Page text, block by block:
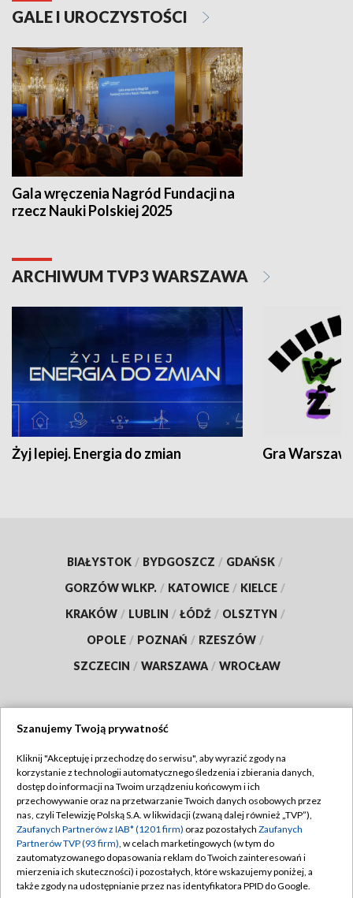
GALE I UROCZYSTOŚCI
Gala wręczenia Nagród Fundacji na
rzecz Nauki Polskiej 2025
ARCHIWUM TVP3 WARSZAWA
Żyj lepiej. Energia do zmian Gra
BIAŁYSTOK / BYDGOSZCZ / GDAŃSK /
GORZÓW WLKP. / KATOWICE / KIELCE /
KRAKÓW / LUBLIN / ŁÓDŹ / OLSZTYN /
OPOLE / POZNAŃ / RZESZÓW /
SZCZECIN / WARSZAWA / WROCŁAW
TVP
Abonament TVP
Emisja w TVP
Centrum informacji TVP
Naziemna Telewizja Cyfrowa
Regulamin TVP
Polityka prywatności
Moje zgody
Pomoc
Szanujemy Twoją prywatność
Kliknij "Akceptuję i przechodzę do serwisu", aby wyrazić zgody na
korzystanie z technologii automatycznego śledzenia i zbierania danych,
dostęp do informacji na Twoim urządzeniu końcowym i ich
przechowywanie oraz na przetwarzanie Twoich danych osobowych przez
nas, czyli Telewizję Polską S.A. w likwidacji (zwaną dalej również „TVP”),
Zaufanych Partnerów z IAB* (1201 firm) oraz pozostałych Zaufanych
Partnerów TVP (93 firm), w celach marketingowych (w tym do
zautomatyzowanego dopasowania reklam do Twoich zainteresowań i
mierzenia ich skuteczności) i pozostałych, które wskazujemy poniżej, a
także zgody na udostępnianie przez nas identyfikatora PPID do Google.